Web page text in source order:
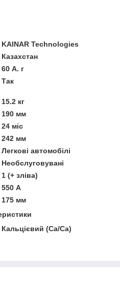
KAINAR Technologies
Казахстан
60 А. г
Так
15.2 кг
190 мм
24 міс
242 мм
Легкові автомобілі
Необслуговувані
1 (+ зліва)
550 А
175 мм
Кальцієвий (Ca/Ca)